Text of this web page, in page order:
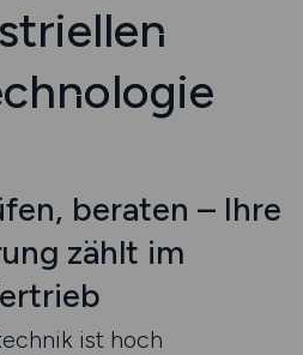
beraten – Ihre
zählt im
ist hoch